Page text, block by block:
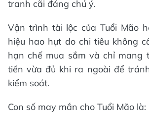
tranh cãi đáng chú ý.
Vận trình tài lộc của Tuổi Mão
hiệu hao hụt do chi tiêu không
hạn chế mua sắm và chỉ mang
tiền vừa đủ khi ra ngoài để
kiểm soát.
Con số may mắn cho Tuổi Mão